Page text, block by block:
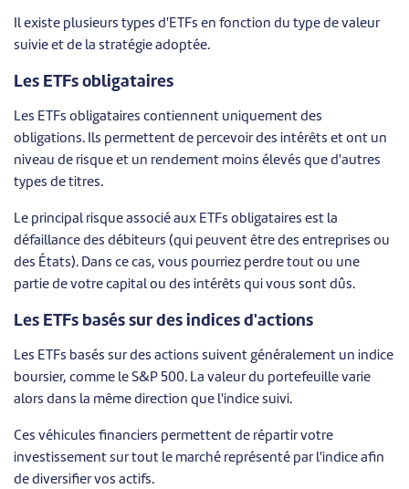
Il existe plusieurs types d'ETFs en fonction du type de valeur
suivie et de la stratégie adoptée.
Les ETFs obligataires
Les ETFs obligataires contiennent uniquement des
obligations. Ils permettent de percevoir des intérêts et ont un
niveau de risque et un rendement moins élevés que d'autres
types de titres.
Le principal risque associé aux ETFs obligataires est la
défaillance des débiteurs (qui peuvent être des entreprises ou
des États). Dans ce cas, vous pourriez perdre tout ou une
partie de votre capital ou des intérêts qui vous sont dûs.
Les ETFs basés sur des indices d'actions
Les ETFs basés sur des actions suivent généralement un indice
boursier, comme le S&P 500. La valeur du portefeuille varie
alors dans la même direction que l'indice suivi.
Ces véhicules financiers permettent de répartir votre
investissement sur tout le marché représenté par l'indice afin
de diversifier vos actifs.